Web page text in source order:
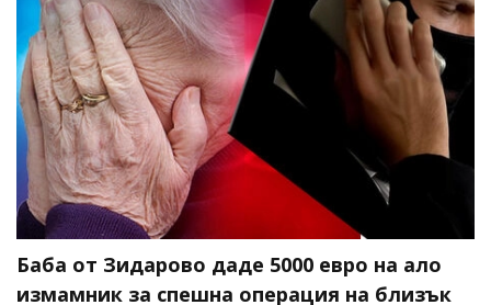
Баба от Зидарово даде 5000 евро на ало
измамник за спешна операция на близък